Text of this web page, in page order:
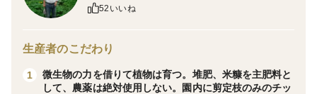
20年以上農薬、除草剤を全く使わず、微生物の力を最大
肥、米ぬか、鶏糞です。
比重がやや重く、ミネラル豊富な自然の旨味がありま
52いいね
生産者のこだわり
1
微生物の力を借りて植物は育つ。堆肥、米糠を主肥料と
して、農薬は絶対使用しない。園内に剪定枝のみのチッ